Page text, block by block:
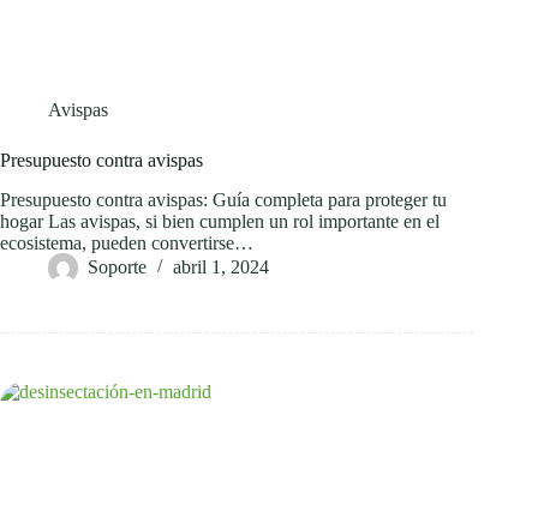
Avispas
Presupuesto contra avispas
Presupuesto contra avispas: Guía completa para proteger tu
hogar Las avispas, si bien cumplen un rol importante en el
ecosistema, pueden convertirse…
Soporte
abril 1, 2024